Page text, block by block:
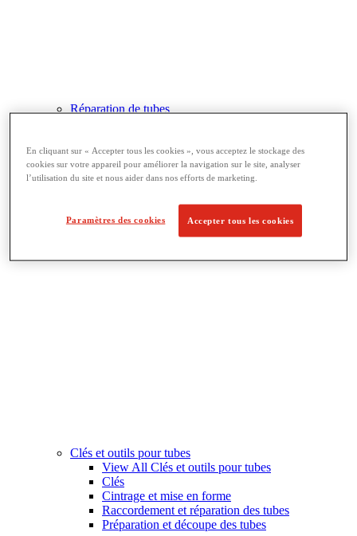
Réparation de tubes
Chanfreinage de tuyau
Filetage
Équipement de rainurage
Étaux à tubes et supports
Découpe et fabrication de tubes
Clés et outils pour tubes
View All Clés et outils pour tubes
Clés
Cintrage et mise en forme
Raccordement et réparation des tubes
Préparation et découpe des tubes
En cliquant sur « Accepter tous les cookies », vous acceptez le stockage des
cookies sur votre appareil pour améliorer la navigation sur le site, analyser
l’utilisation du site et nous aider dans nos efforts de marketing.
Paramètres des cookies Accepter tous les cookies